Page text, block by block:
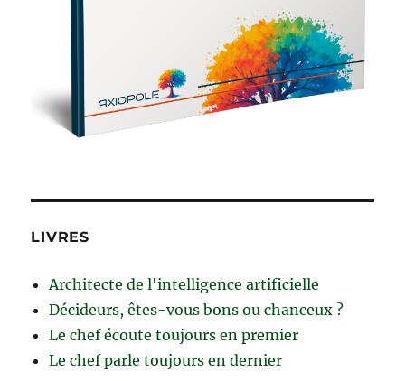
LIVRES
Architecte de l'intelligence artificielle
Décideurs, êtes-vous bons ou chanceux ?
Le chef écoute toujours en premier
Le chef parle toujours en dernier